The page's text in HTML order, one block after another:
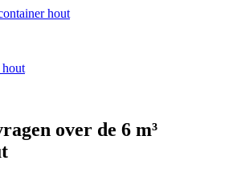
hout
hout
over de 6 m³